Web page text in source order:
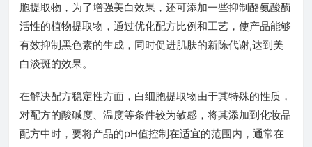
胞提取物，为了增强美白效果，还可添加一些抑制酪氨酸酶
活性的植物提取物，通过优化配方比例和工艺，使产品能够
有效抑制黑色素的生成，同时促进肌肤的新陈代谢,达到美
白淡斑的效果。
在解决配方稳定性方面，白细胞提取物由于其特殊的性质，
对配方的酸碱度、温度等条件较为敏感，将其添加到化妆品
配方中时，要将产品的pH值控制在适宜的范围内，通常在